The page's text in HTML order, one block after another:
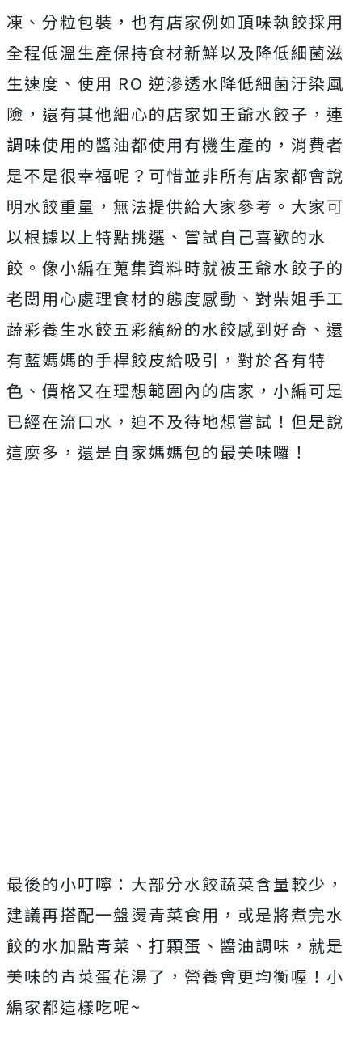
凍、分粒包裝，也有店家例如頂味執餃採用
全程低溫生產保持食材新鮮以及降低細菌滋
生速度、使用 RO 逆滲透水降低細菌汙染風
險，還有其他細心的店家如王爺水餃子，連
調味使用的醬油都使用有機生產的，消費者
是不是很幸福呢？可惜並非所有店家都會說
明水餃重量，無法提供給大家參考。大家可
以根據以上特點挑選、嘗試自己喜歡的水
餃。像小編在蒐集資料時就被王爺水餃子的
老闆用心處理食材的態度感動、對柴姐手工
蔬彩養生水餃五彩繽紛的水餃感到好奇、還
有藍媽媽的手桿餃皮給吸引，對於各有特
色、價格又在理想範圍內的店家，小編可是
已經在流口水，迫不及待地想嘗試！但是說
這麼多，還是自家媽媽包的最美味囉！
最後的小叮嚀：大部分水餃蔬菜含量較少，
建議再搭配一盤燙青菜食用，或是將煮完水
餃的水加點青菜、打顆蛋、醬油調味，就是
美味的青菜蛋花湯了，營養會更均衡喔！小
編家都這樣吃呢~